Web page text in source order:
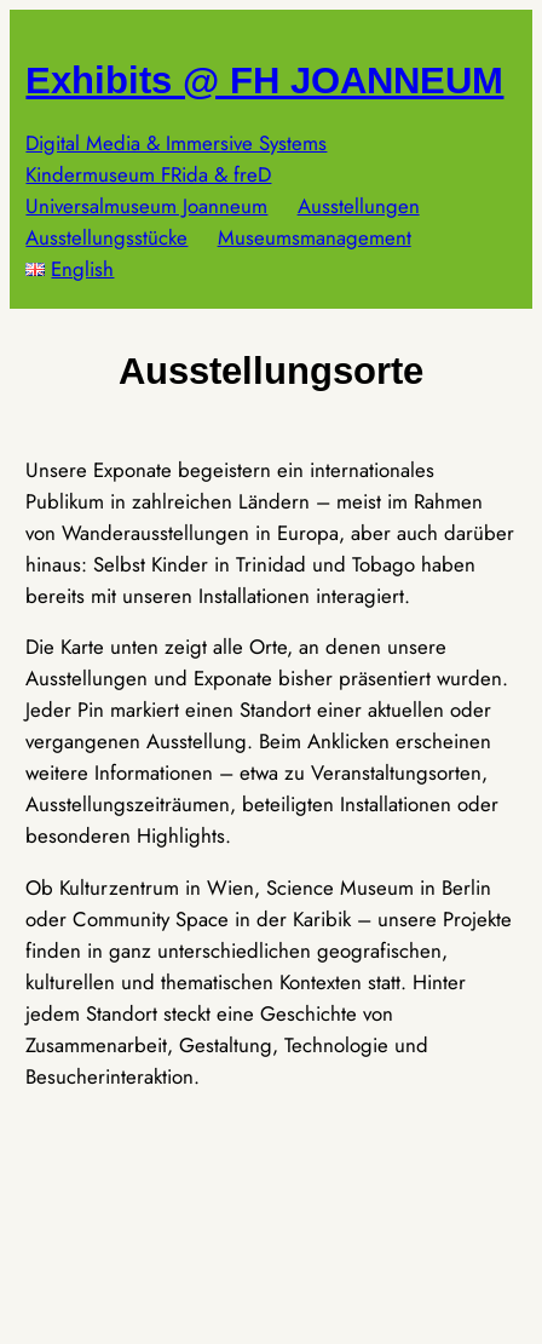
springen
Exhibits @ FH JOANNEUM
Digital Media & Immersive Systems
Kindermuseum FRida & freD
Universalmuseum Joanneum
Ausstellungen
Ausstellungsstücke
Museumsmanagement
English
Ausstellungsorte
Unsere Exponate begeistern ein internationales
Publikum in zahlreichen Ländern – meist im Rahmen
von Wanderausstellungen in Europa, aber auch darüber
hinaus: Selbst Kinder in Trinidad und Tobago haben
bereits mit unseren Installationen interagiert.
Die Karte unten zeigt alle Orte, an denen unsere
Ausstellungen und Exponate bisher präsentiert wurden.
Jeder Pin markiert einen Standort einer aktuellen oder
vergangenen Ausstellung. Beim Anklicken erscheinen
weitere Informationen – etwa zu Veranstaltungsorten,
Ausstellungszeiträumen, beteiligten Installationen oder
besonderen Highlights.
Ob Kulturzentrum in Wien, Science Museum in Berlin
oder Community Space in der Karibik – unsere Projekte
finden in ganz unterschiedlichen geografischen,
kulturellen und thematischen Kontexten statt. Hinter
jedem Standort steckt eine Geschichte von
Zusammenarbeit, Gestaltung, Technologie und
Besucherinteraktion.